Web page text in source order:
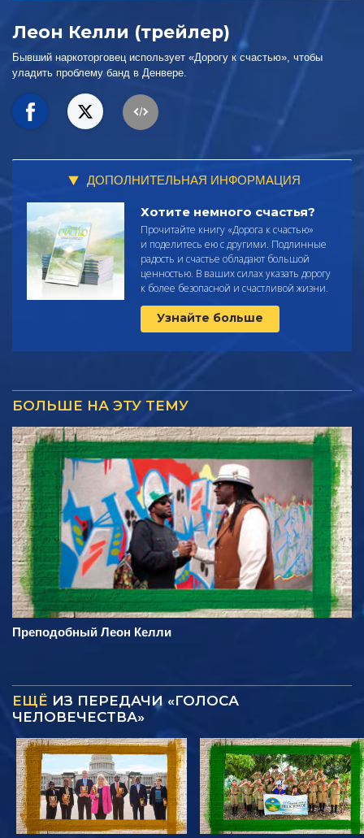
Леон Келли (трейлер)
Бывший наркоторговец использует «Дорогу к счастью», чтобы
уладить проблему банд в Денвере.
ДОПОЛНИТЕЛЬНАЯ ИНФОРМАЦИЯ
Хотите немного счастья?
Прочитайте книгу «Дорога к счастью»
и поделитесь ею с другими. Подлинные
радость и счастье обладают большой
ценностью. В ваших силах указать дорогу
к более безопасной и счастливой жизни.
Узнайте больше
БОЛЬШЕ НА ЭТУ ТЕМУ
Преподобный Леон Келли
ЕЩЁ ИЗ ПЕРЕДАЧИ «ГОЛОСА
ЧЕЛОВЕЧЕСТВА»